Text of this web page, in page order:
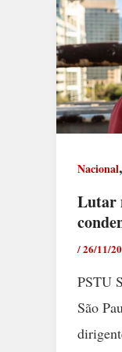
Nacional,
Lutar
/26/11/
PSTU
São